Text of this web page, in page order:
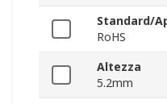
Standard/
RoHS
Altezza
5.2mm